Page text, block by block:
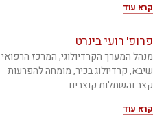
קרא עוד
פרופ' רועי בינרט
מנהל המערך הקרדיולוגי, המרכז הרפואי
שיבא, קרדיולוג בכיר, מומחה להפרעות
קצב והשתלות קוצבים
קרא עוד